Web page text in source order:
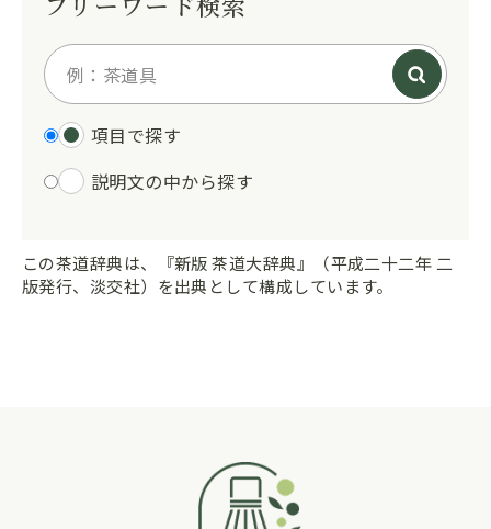
項目で探す
説明文の中から探す
この茶道辞典は、『新版 茶道大辞典』（平成二十二年 二
版発行、淡交社）を出典として構成しています。